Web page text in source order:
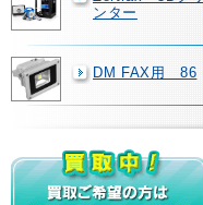
ンター
DM FAX用 86